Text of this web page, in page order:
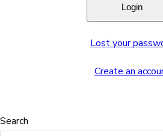
Lost your
Create an
Search